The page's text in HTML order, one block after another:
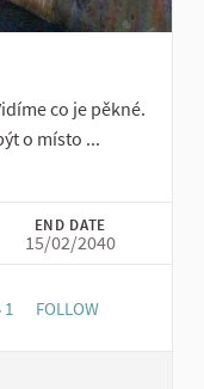
co je pěkné.
o místo ...
END DATE
15/02/2040
1 1 FOLLOWER
FOLLOW